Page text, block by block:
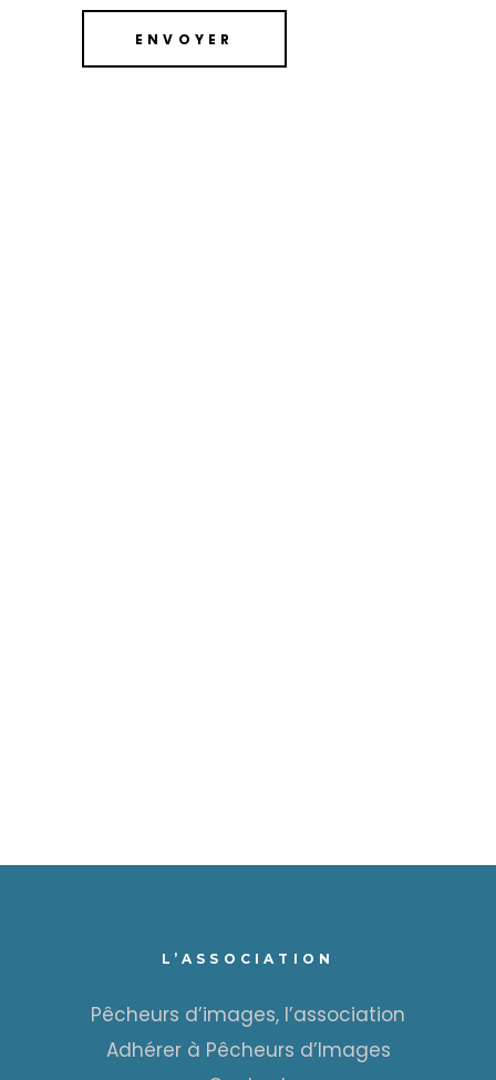
L’ASSOCIATION
Pêcheurs d’images, l’association
Adhérer à Pêcheurs d’Images